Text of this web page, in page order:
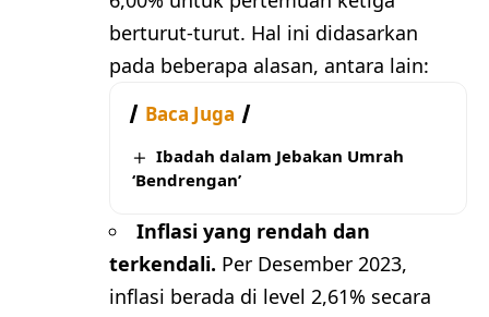
berturut-turut. Hal ini didasarkan
pada beberapa alasan, antara lain:
Baca Juga
Ibadah dalam Jebakan Umrah
‘Bendrengan’
Inflasi yang rendah dan
terkendali. Per Desember 2023,
inflasi berada di level 2,61% secara